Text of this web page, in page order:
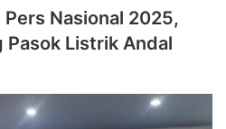
Nasional 2025,
Pasok Listrik Andal